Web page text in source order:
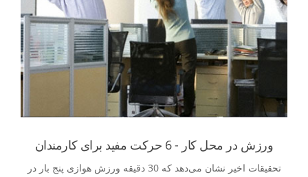
ورزش در محل کار - 6 حرکت مفید برای کارمندان
تحقیقات اخیر نشان می‌دهد که 30 دقیقه ورزش هوازی پنج بار در